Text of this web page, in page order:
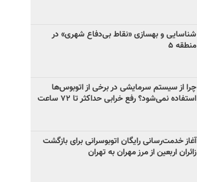
شناسایی و بهسازی «نقاط بی‌دفاع شهری» در
منطقه ۵
چرا از سیستم سرمایشی در برخی از اتوبوس‌ها
استفاده نمی‌شود؟ رفع خرابی حداکثر تا ۷۲ ساعت
آغاز خدمت‌رسانی رایگان اتوبوسرانی برای بازگشت
زائران اربعین از مرز مهران به تهران